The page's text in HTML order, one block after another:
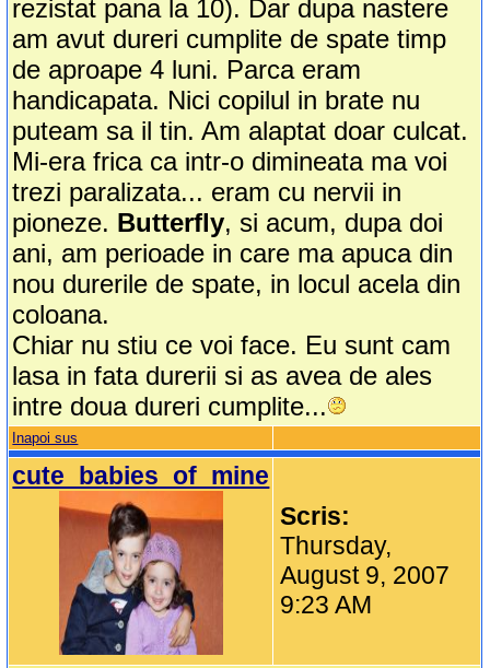
rezistat pana la 10). Dar dupa nastere
am avut dureri cumplite de spate timp
de aproape 4 luni. Parca eram
handicapata. Nici copilul in brate nu
puteam sa il tin. Am alaptat doar culcat.
Mi-era frica ca intr-o dimineata ma voi
trezi paralizata... eram cu nervii in
pioneze. Butterfly, si acum, dupa doi
ani, am perioade in care ma apuca din
nou durerile de spate, in locul acela din
coloana.
Chiar nu stiu ce voi face. Eu sunt cam
lasa in fata durerii si as avea de ales
intre doua dureri cumplite...
Inapoi sus
cute_babies_of_mine
Scris:
Thursday,
August 9, 2007
9:23 AM